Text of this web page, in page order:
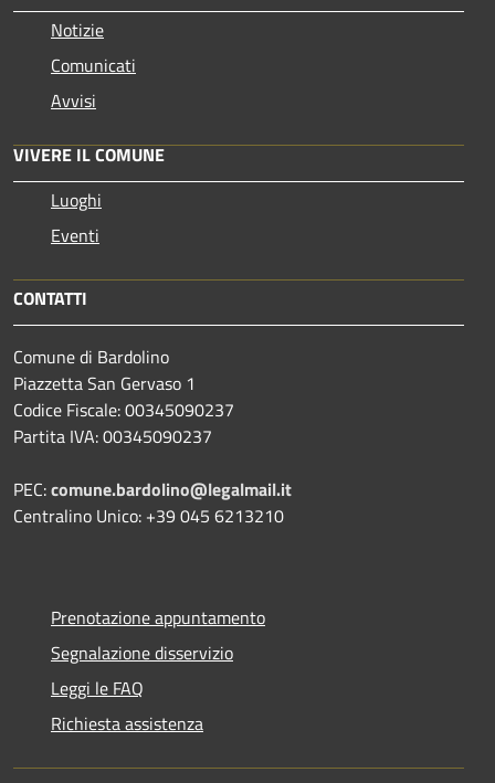
Notizie
Comunicati
Avvisi
VIVERE IL COMUNE
Luoghi
Eventi
CONTATTI
Comune di Bardolino
Piazzetta San Gervaso 1
Codice Fiscale: 00345090237
Partita IVA: 00345090237
PEC:comune.bardolino@legalmail.it
Centralino Unico: +39 045 6213210
Prenotazione appuntamento
Segnalazione disservizio
Leggi le FAQ
Richiesta assistenza